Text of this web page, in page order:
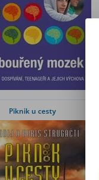
Piknik u cesty